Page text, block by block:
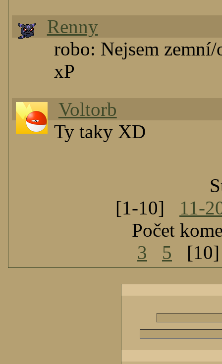
Renny
robo: Nejsem
xP
Voltorb
Ty taky XD
[1-10] 11-
Počet
3
5